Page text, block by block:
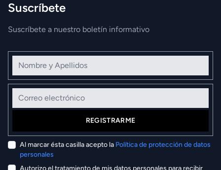
Suscríbete
Suscríbete a nuestro boletín informativo
Nombre y Apellidos
Correo electrónico
REGISTRARME
Al marcar ésta casilla acepto la Política de protección de datos
personales